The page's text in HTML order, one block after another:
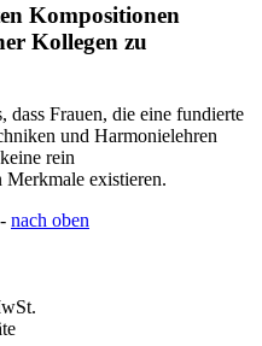
Kompositionen
Kollegen zu
Frauen, die eine fundierte
und Harmonielehren
rein
Merkmale existieren.
nach oben